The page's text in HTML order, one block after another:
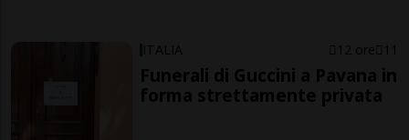
ITALIA 12 ore 11
Funerali di Guccini a Pavana in
forma strettamente privata